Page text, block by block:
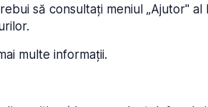
să consultați meniul „Ajutor" al
multe informații.